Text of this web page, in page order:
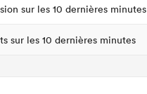
sur les 10 dernières minutes
sur les 10 dernières minutes